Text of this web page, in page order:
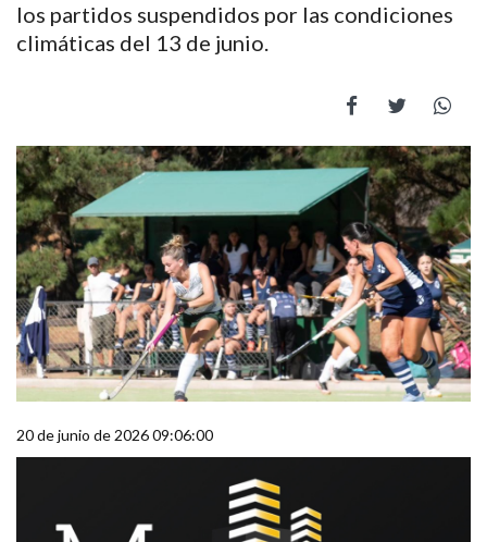
los partidos suspendidos por las condiciones
climáticas del 13 de junio.
20 de junio de 2026 09:06:00